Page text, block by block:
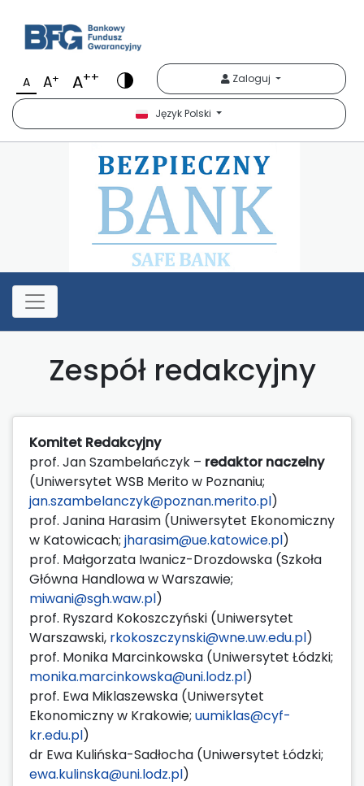
Bezpieczny Bank
A A+ A++ Zaloguj
Język Polski
Zespół redakcyjny
Komitet Redakcyjny
prof. Jan Szambelańczyk – redaktor naczelny
(Uniwersytet WSB Merito w Poznaniu;
jan.szambelanczyk@poznan.merito.pl)
prof. Janina Harasim (Uniwersytet Ekonomiczny
w Katowicach; jharasim@ue.katowice.pl)
prof. Małgorzata Iwanicz-Drozdowska (Szkoła
Główna Handlowa w Warszawie;
miwani@sgh.waw.pl)
prof. Ryszard Kokoszczyński (Uniwersytet
Warszawski, rkokoszczynski@wne.uw.edu.pl)
prof. Monika Marcinkowska (Uniwersytet Łódzki;
monika.marcinkowska@uni.lodz.pl)
prof. Ewa Miklaszewska (Uniwersytet
Ekonomiczny w Krakowie; uumiklas@cyf-
kr.edu.pl)
dr Ewa Kulińska-Sadłocha (Uniwersytet Łódzki;
ewa.kulinska@uni.lodz.pl)